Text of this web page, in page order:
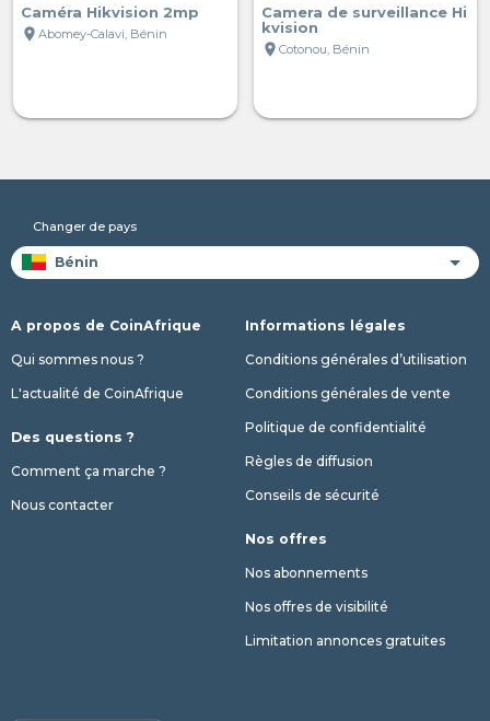
Caméra Hikvision 2mp
location_on Abomey-Calavi, Bénin
Camera de surveillance Hi
kvision
location_on Cotonou, Bénin
Changer de pays
A propos de CoinAfrique
Qui sommes nous ?
L'actualité de CoinAfrique
Des questions ?
Comment ça marche ?
Nous contacter
Informations légales
Conditions générales d’utilisation
Conditions générales de vente
Politique de confidentialité
Règles de diffusion
Conseils de sécurité
Nos offres
Nos abonnements
Nos offres de visibilité
Limitation annonces gratuites